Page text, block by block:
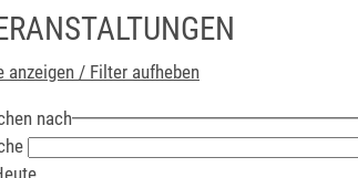
anzeigen / Filter aufheben
nach